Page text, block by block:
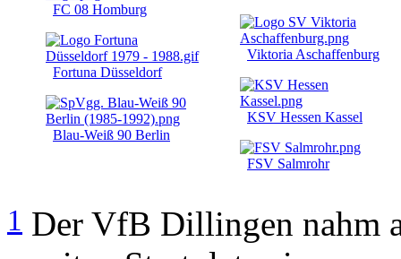
FC 08 Homburg
Fortuna Düsseldorf
Blau-Weiß 90 Berlin
Viktoria Aschaffenburg
KSV Hessen Kassel
FSV Salmrohr
1 Der VfB Dillingen nahm